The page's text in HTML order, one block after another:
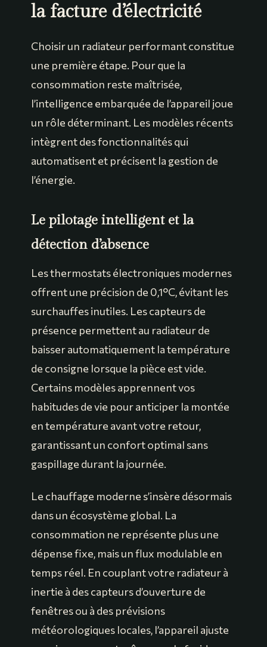
la facture d’électricité
Choisir un radiateur performant constitue
une première étape. Pour que la
consommation reste maîtrisée,
l’intelligence embarquée de l’appareil joue
un rôle déterminant. Les modèles récents
intègrent des fonctionnalités qui
automatisent et précisent la gestion de
l’énergie.
Le pilotage intelligent et la
détection d’absence
Les thermostats électroniques modernes
offrent une précision de 0,1°C, évitant les
surchauffes inutiles. Les capteurs de
présence permettent au radiateur de
baisser automatiquement la température
de consigne lorsque la pièce est vide.
Certains modèles apprennent vos
habitudes de vie pour anticiper la montée
en température avant votre retour,
garantissant un confort optimal sans
gaspillage durant la journée.
Le chauffage moderne s’insère désormais
dans un écosystème global. La
consommation ne représente plus une
dépense fixe, mais un flux modulable en
temps réel. En couplant votre radiateur à
inertie à des capteurs d’ouverture de
fenêtres ou à des prévisions
météorologiques locales, l’appareil ajuste